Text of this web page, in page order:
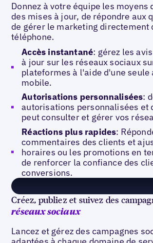
Donnez à votre équipe les moyens
des mises à jour, de répondre aux
de gérer le marketing directement
téléphone.
Accès instantané: gérez les
à jour sur les réseaux sociaux
plateformes à l'aide d'une seule
mobile.
Autorisations personnalisées:
autorisations personnalisées et
peut consulter et gérer vos
Réactions plus rapides:
commentaires des clients et
horaires ou les promotions en
de renforcer la confiance des
conversions.
Créez, publiez et suivez des
réseaux sociaux
Lancez et gérez des campagnes